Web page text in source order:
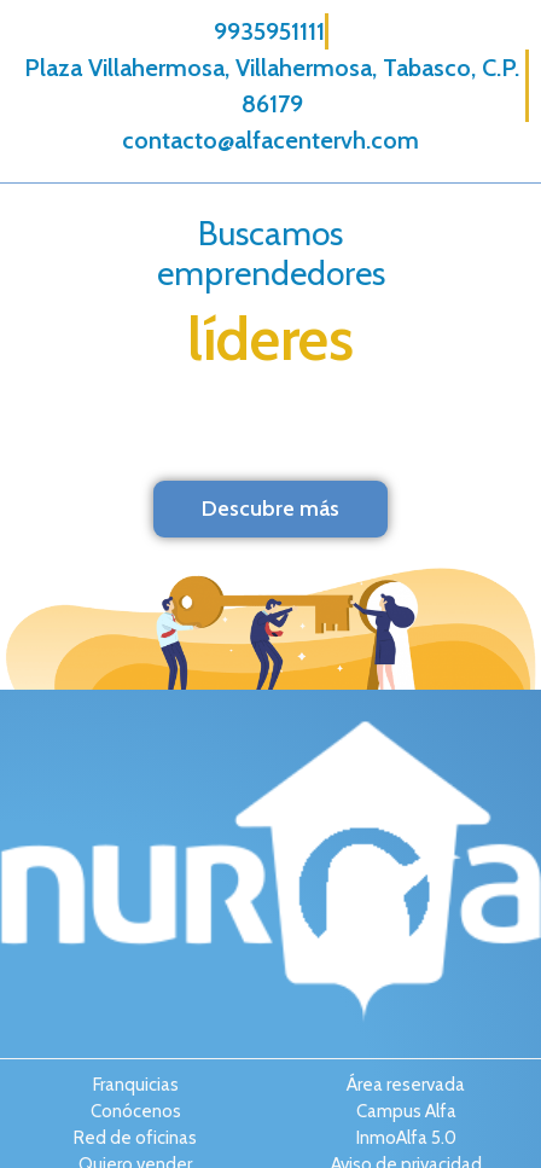
9935951111
Plaza Villahermosa, Villahermosa, Tabasco, C.P.
86179
contacto@alfacentervh.com
Buscamos
emprendedores
líderes
Descubre más
Franquicias
Conócenos
Red de oficinas
Área reservada
Campus Alfa
InmoAlfa 5.0